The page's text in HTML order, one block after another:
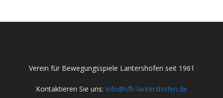
Verein für Bewegungsspiele Lantershofen seit 1961
Kontaktieren Sie uns: info@vfb-lantershofen.de